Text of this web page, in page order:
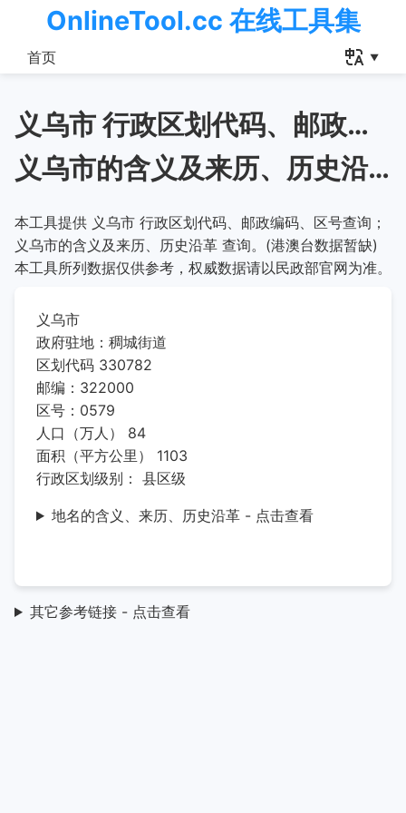
OnlineTool.cc 在线工具集
首页
义乌市 行政区划代码、邮政编码、区号查询
义乌市的含义及来历、历史沿革
本工具提供 义乌市 行政区划代码、邮政编码、区号查询；
义乌市的含义及来历、历史沿革 查询。(港澳台数据暂缺)
本工具所列数据仅供参考，权威数据请以民政部官网为准。
义乌市
政府驻地：稠城街道
区划代码 330782
邮编：322000
区号：0579
人口（万人） 84
面积（平方公里） 1103
行政区划级别： 县区级
地名的含义、来历、历史沿革 - 点击查看
其它参考链接 - 点击查看